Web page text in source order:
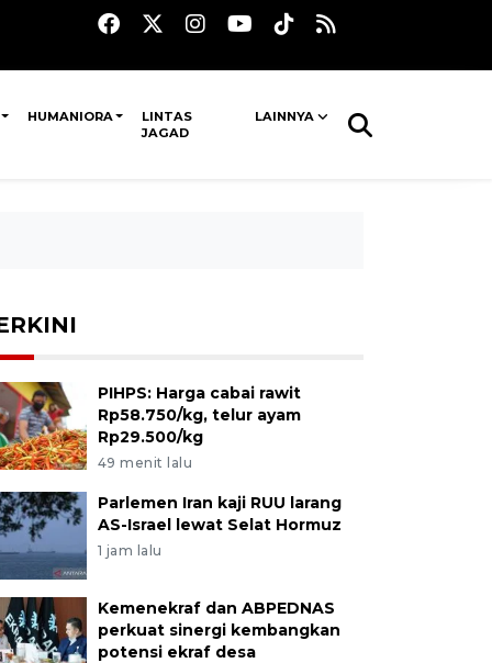
HUMANIORA
LINTAS
JAGAD
LAINNYA
PIHPS: Harga cabai rawit
Rp58.750/kg, telur ayam
Rp29.500/kg
49 menit lalu
Parlemen Iran kaji RUU larang
AS-Israel lewat Selat Hormuz
1 jam lalu
Kemenekraf dan ABPEDNAS
perkuat sinergi kembangkan
potensi ekraf desa